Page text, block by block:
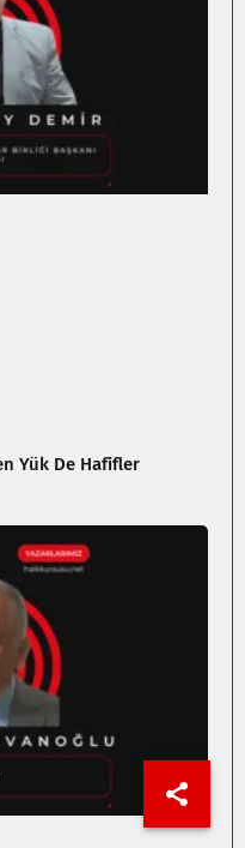
Yük De Hafifler